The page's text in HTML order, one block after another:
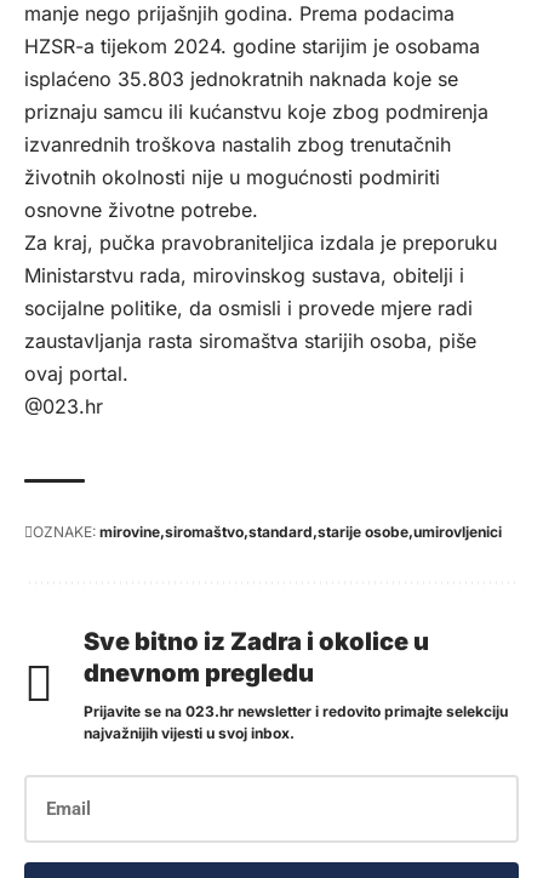
manje nego prijašnjih godina. Prema podacima
HZSR-a tijekom 2024. godine starijim je osobama
isplaćeno 35.803 jednokratnih naknada koje se
priznaju samcu ili kućanstvu koje zbog podmirenja
izvanrednih troškova nastalih zbog trenutačnih
životnih okolnosti nije u mogućnosti podmiriti
osnovne životne potrebe.
Za kraj, pučka pravobraniteljica izdala je preporuku
Ministarstvu rada, mirovinskog sustava, obitelji i
socijalne politike, da osmisli i provede mjere radi
zaustavljanja rasta siromaštva starijih osoba, piše
ovaj portal.
@023.hr
OZNAKE: mirovine siromaštvo standard starije osobe umirovljenici
Sve bitno iz Zadra i okolice u
dnevnom pregledu
Prijavite se na 023.hr newsletter i redovito primajte selekciju
najvažnijih vijesti u svoj inbox.